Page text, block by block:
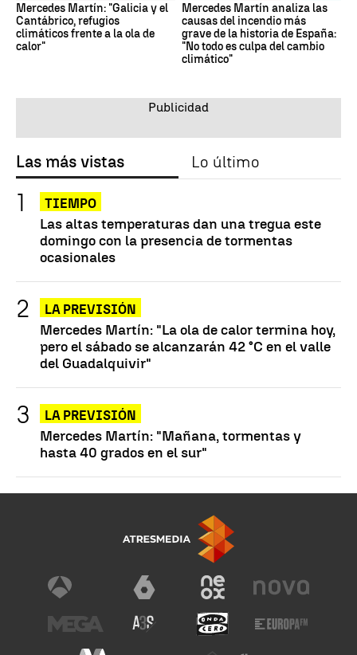
Mercedes Martín: "Galicia y el
Cantábrico, refugios
climáticos frente a la ola de
calor"
Mercedes Martín analiza las
causas del incendio más
grave de la historia de España:
"No todo es culpa del cambio
climático"
Las más vistas Lo último
TIEMPO
Las altas temperaturas dan una tregua este
domingo con la presencia de tormentas
ocasionales
LA PREVISIÓN
Mercedes Martín: "La ola de calor termina hoy,
pero el sábado se alcanzarán 42 °C en el valle
del Guadalquivir"
LA PREVISIÓN
Mercedes Martín: "Mañana, tormentas y
hasta 40 grados en el sur"